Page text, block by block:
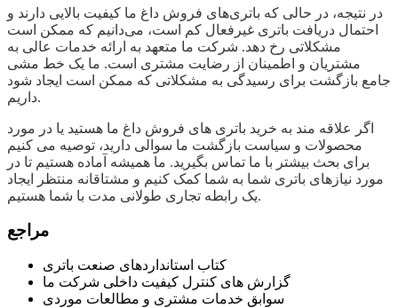
در نتیجه، در حالی که باتری‌های فروش داغ ما کیفیت بالایی دارند و
احتمال دریافت باتری غیرفعال کم است، می‌دانیم که ممکن است
مشکلاتی رخ دهد. شرکت ما متعهد به ارائه خدمات عالی به
مشتریان و اطمینان از رضایت مشتری است. ما یک خط مشی
جامع بازگشت برای رسیدگی به مشکلاتی که ممکن است ایجاد شود
داریم.
اگر علاقه مند به خرید باتری های فروش داغ ما هستید یا در مورد
محصولات و سیاست بازگشت ما سوالی دارید، توصیه می کنیم
برای بحث بیشتر با ما تماس بگیرید. ما همیشه آماده هستیم تا در
مورد نیازهای باتری شما به شما کمک کنیم و مشتاقانه منتظر ایجاد
یک رابطه تجاری طولانی مدت با شما هستیم.
مراجع
کتاب استانداردهای صنعت باتری
گزارش های کنترل کیفیت داخلی شرکت ما
سوابق خدمات مشتری و مطالعات موردی